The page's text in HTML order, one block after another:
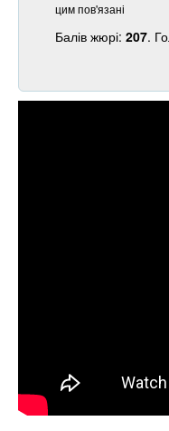
цим пов'язані
Балів жюрі: 207.